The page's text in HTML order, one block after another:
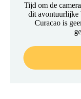
Tijd om de
dit avontuurlijke
Curacao is